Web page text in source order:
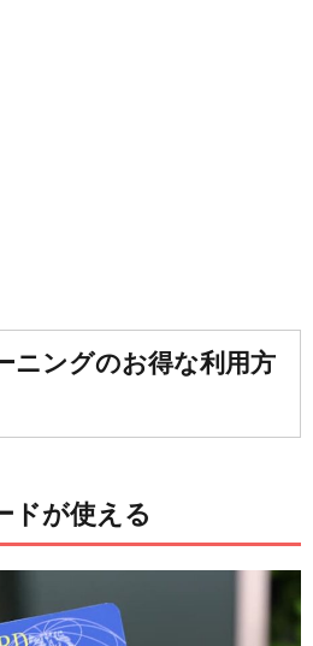
ニングのお得な利用方
ドが使える